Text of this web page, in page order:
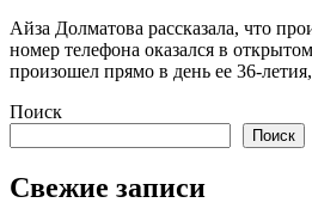
Айза Долматова рассказала, что
номер телефона оказался в
произошел прямо в день ее 36-
Поиск
Поиск
Свежие записи